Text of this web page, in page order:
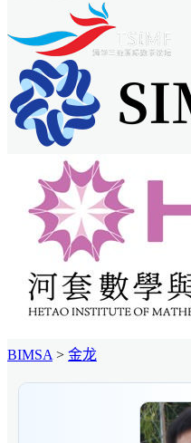
BIMSA > 金龙